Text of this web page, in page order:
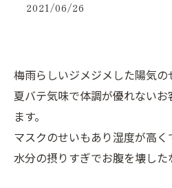
2021/06/26
梅雨らしいジメジメした陽気の
夏バテ気味で体調が優れない
ます。
マスクのせいもあり湿度が高く
水分の摂りすぎでお腹を壊した